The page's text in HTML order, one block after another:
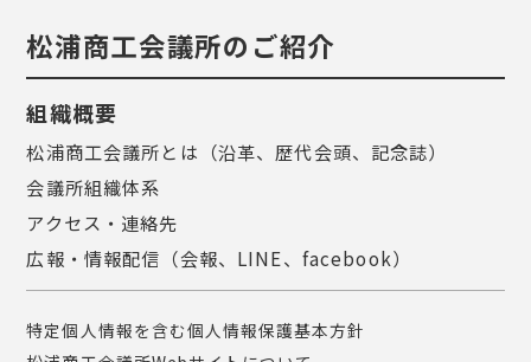
松浦商工会議所のご紹介
組織概要
松浦商工会議所とは（沿革、歴代会頭、記念誌）
会議所組織体系
アクセス・連絡先
広報・情報配信（会報、LINE、facebook）
特定個人情報を含む個人情報保護基本方針